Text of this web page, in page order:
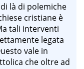
là di polemiche
cristiane è
tali interventi
legata
vale in
che oltre ad